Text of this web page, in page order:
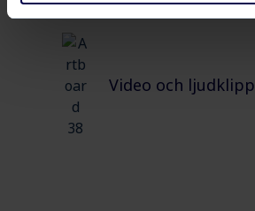
Video och ljudklipp